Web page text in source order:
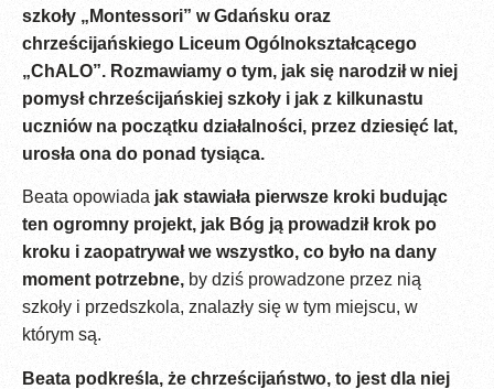
szkoły „Montessori” w Gdańsku oraz
chrześcijańskiego Liceum Ogólnokształcącego
„ChALO”. Rozmawiamy o tym, jak się narodził w niej
pomysł chrześcijańskiej szkoły i jak z kilkunastu
uczniów na początku działalności, przez dziesięć lat,
urosła ona do ponad tysiąca.
Beata opowiada jak stawiała pierwsze kroki budując
ten ogromny projekt, jak Bóg ją prowadził krok po
kroku i zaopatrywał we wszystko, co było na dany
moment potrzebne, by dziś prowadzone przez nią
szkoły i przedszkola, znalazły się w tym miejscu, w
którym są.
Beata podkreśla, że chrześcijaństwo, to jest dla niej